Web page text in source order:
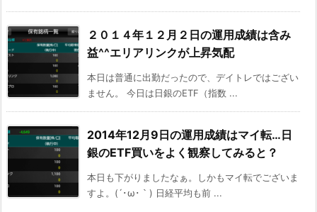
２０１４年１２月２日の運用成績は含み
益^^エリアリンクが上昇気配
本日は普通に出勤だったので、デイトレではござい
ません。 今日は日銀のETF（指数 ...
2014年12月9日の運用成績はマイ転…日
銀のETF買いをよく観察してみると？
本日も下がりましたなぁ。しかもマイ転でございま
すよ。(´･ω･｀) 日経平均も前 ...